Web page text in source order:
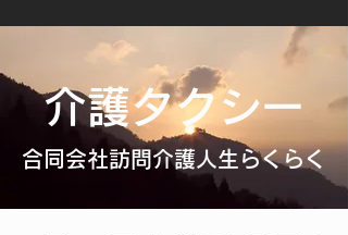
介護タクシー
​合同会社訪問介護人生らくらく